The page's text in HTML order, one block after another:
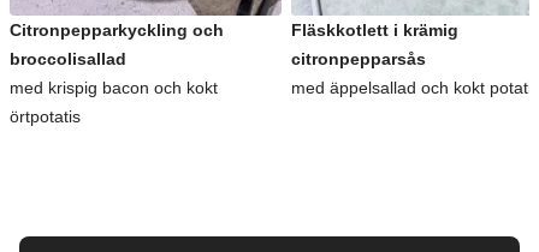
Citronpepparkyckling och
broccolisallad
med krispig bacon och kokt
örtpotatis
Fläskkotlett i krämig
citronpepparsås
med äppelsallad och kokt potatis